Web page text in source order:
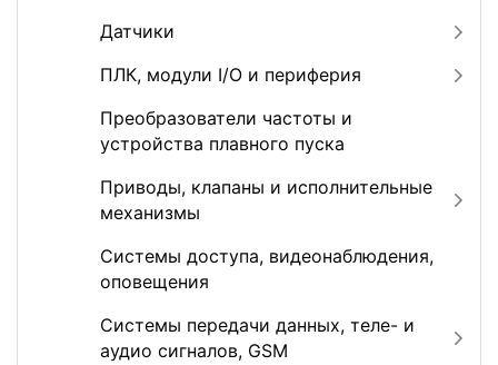
Датчики
ПЛК, модули I/O и периферия
Преобразователи частоты и
устройства плавного пуска
Приводы, клапаны и исполнительные
механизмы
Системы доступа, видеонаблюдения,
оповещения
Системы передачи данных, теле- и
аудио сигналов, GSM